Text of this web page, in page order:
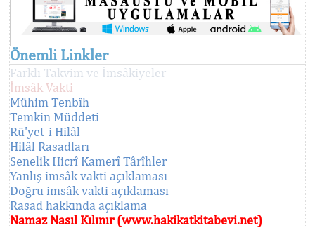
Önemli Linkler
Farklı Takvim ve İmsâkiyeler
İmsâk Vakti
Mühim Tenbîh
Temkin Müddeti
Rü'yet-i Hilâl
Hilâl Rasadları
Senelik Hicrî Kamerî Târîhler
Yanlış imsâk vakti açıklaması
Doğru imsâk vakti açıklaması
Rasad hakkında açıklama
Namaz Nasıl Kılınır (www.hakikatkitabevi.net)